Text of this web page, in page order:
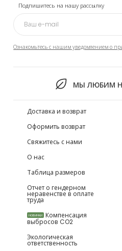
Подпишитесь на нашу рассылку
Ознакомьтесь с нашим уведомлением о
МЫ ЛЮБИМ
Доставка и возврат
Оформить возврат
Свяжитесь с нами
О нас
Таблица размеров
Отчет о гендерном
неравенстве в оплате
труда
НОВИНКИ Компенсация
выбросов CO2
Экологическая
ответственность